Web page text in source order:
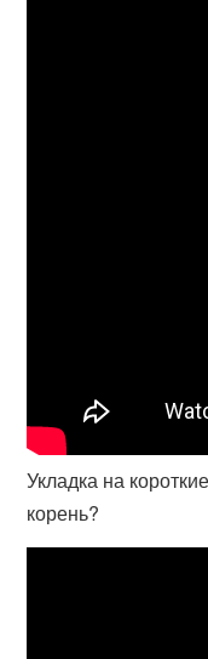
Укладка на
корень?